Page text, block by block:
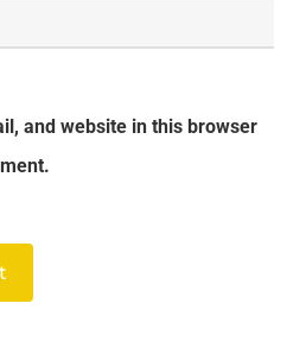
and website in this browser